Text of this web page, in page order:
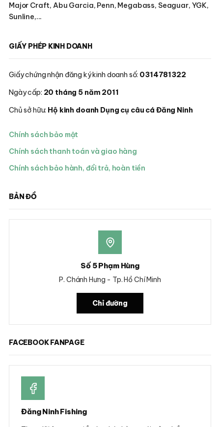
Major Craft, Abu Garcia, Penn, Megabass, Seaguar, YGK,
Sunline,...
GIẤY PHÉP KINH DOANH
Giấy chứng nhận đăng ký kinh doanh số: 0314781322
Ngày cấp: 20 tháng 5 năm 2011
Chủ sở hữu: Hộ kinh doanh Dụng cụ câu cá Đăng Ninh
Chính sách bảo mật
Chính sách thanh toán và giao hàng
Chính sách bảo hành, đổi trả, hoàn tiền
BẢN ĐỒ
Số 5 Phạm Hùng
P. Chánh Hưng - Tp. Hồ Chí Minh
Chỉ đường
FACEBOOK FANPAGE
Đăng Ninh Fishing